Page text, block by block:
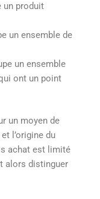
un produit
un ensemble de
un ensemble
ont un point
un moyen de
l’origine du
achat est limité
alors distinguer